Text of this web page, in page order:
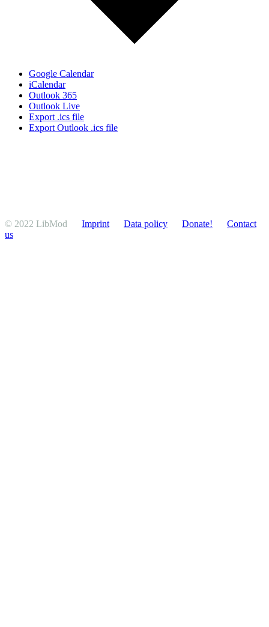
Google Calendar
iCalendar
Outlook 365
Outlook Live
Export .ics file
Export Outlook .ics file
© 2022 LibMod Imprint Data policy Donate!
Contact
us